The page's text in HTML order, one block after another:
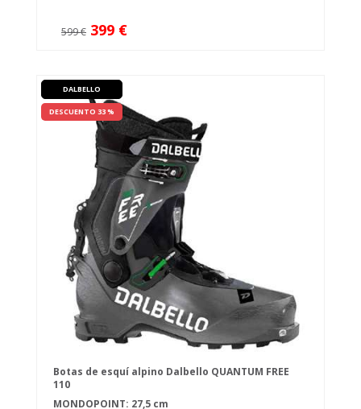
599 € 399 €
DALBELLO
DESCUENTO 33 %
Botas de esquí alpino Dalbello QUANTUM FREE
110
MONDOPOINT: 27,5 cm